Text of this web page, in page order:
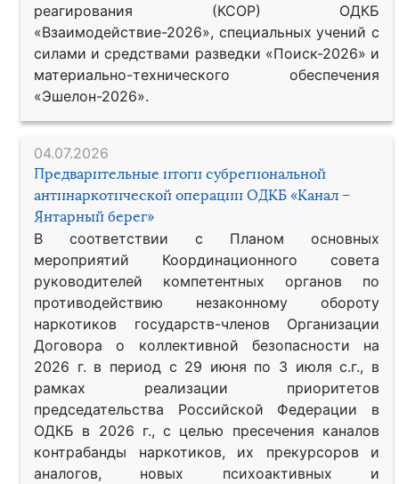
реагирования (КСОР) ОДКБ
«Взаимодействие-2026», специальных учений с
силами и средствами разведки «Поиск-2026» и
материально-технического обеспечения
«Эшелон-2026».
04.07.2026
Предварительные итоги субрегиональной
антинаркотической операции ОДКБ «Канал –
Янтарный берег»
В соответствии с Планом основных
мероприятий Координационного совета
руководителей компетентных органов по
противодействию незаконному обороту
наркотиков государств-членов Организации
Договора о коллективной безопасности на
2026 г. в период с 29 июня по 3 июля с.г., в
рамках реализации приоритетов
председательства Российской Федерации в
ОДКБ в 2026 г., с целью пресечения каналов
контрабанды наркотиков, их прекурсоров и
аналогов, новых психоактивных и